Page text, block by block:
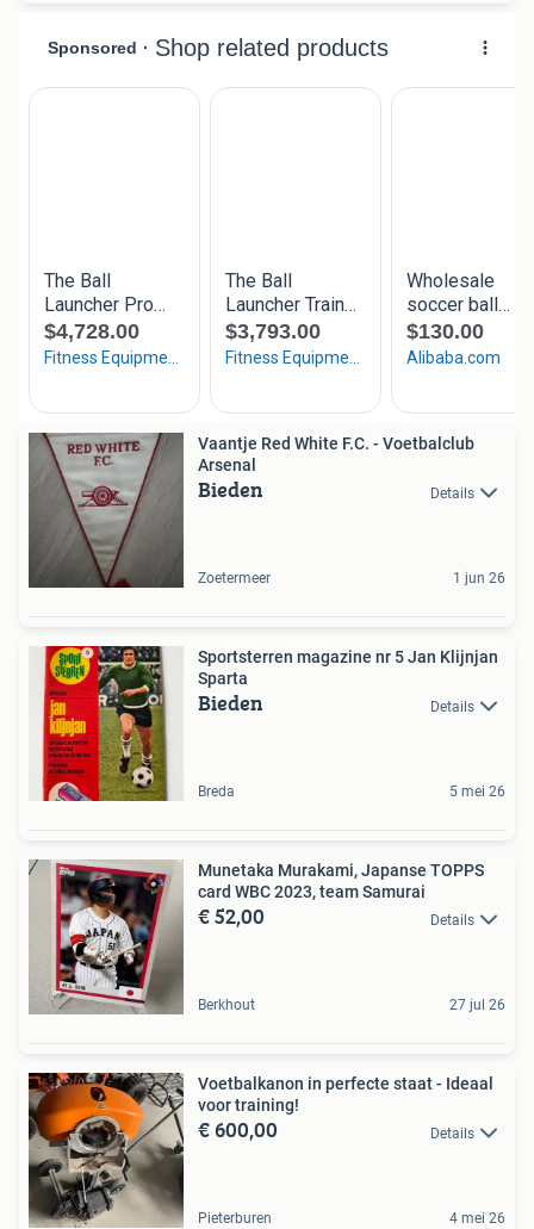
Vaantje Red White F.C. - Voetbalclub
Arsenal
Bieden Details
Zoetermeer 1 jun 26
Sportsterren magazine nr 5 Jan Klijnjan
Sparta
Bieden Details
Breda 5 mei 26
Munetaka Murakami, Japanse TOPPS
card WBC 2023, team Samurai
€ 52,00 Details
Berkhout 27 jul 26
Voetbalkanon in perfecte staat - Ideaal
voor training!
€ 600,00 Details
Pieterburen 4 mei 26